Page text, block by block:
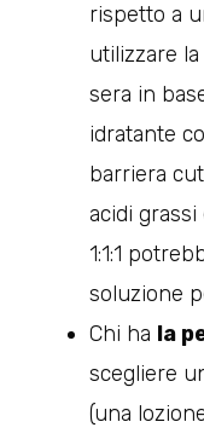
rispetto a
utilizzare
sera in
idratante
barriera
acidi
1:1:1
soluzione
Chi ha la
scegliere
(una